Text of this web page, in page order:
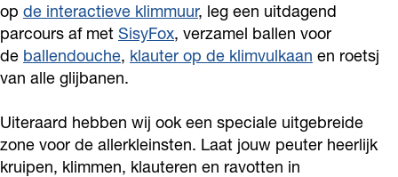
op de interactieve klimmuur, leg een uitdagend
parcours af met SisyFox, verzamel ballen voor
de ballendouche, klauter op de klimvulkaan en roetsj
van alle glijbanen.
Uiteraard hebben wij ook een speciale uitgebreide
zone voor de allerkleinsten. Laat jouw peuter heerlijk
kruipen, klimmen, klauteren en ravotten in